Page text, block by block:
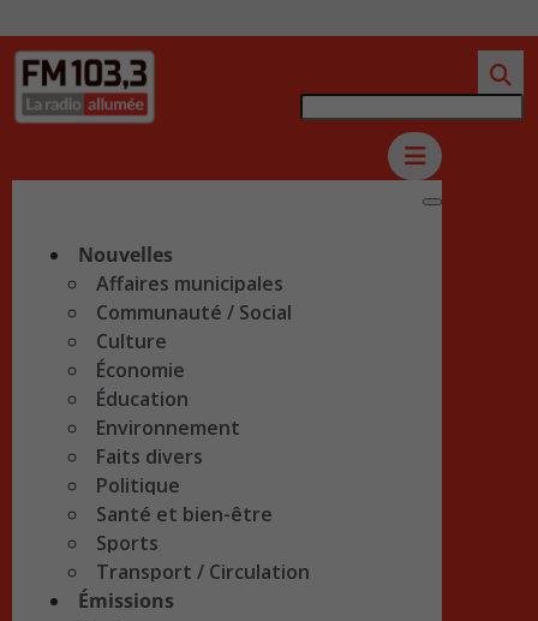
Nouvelles
Affaires municipales
Communauté / Social
Culture
Économie
Éducation
Environnement
Faits divers
Politique
Santé et bien-être
Sports
Transport / Circulation
Émissions